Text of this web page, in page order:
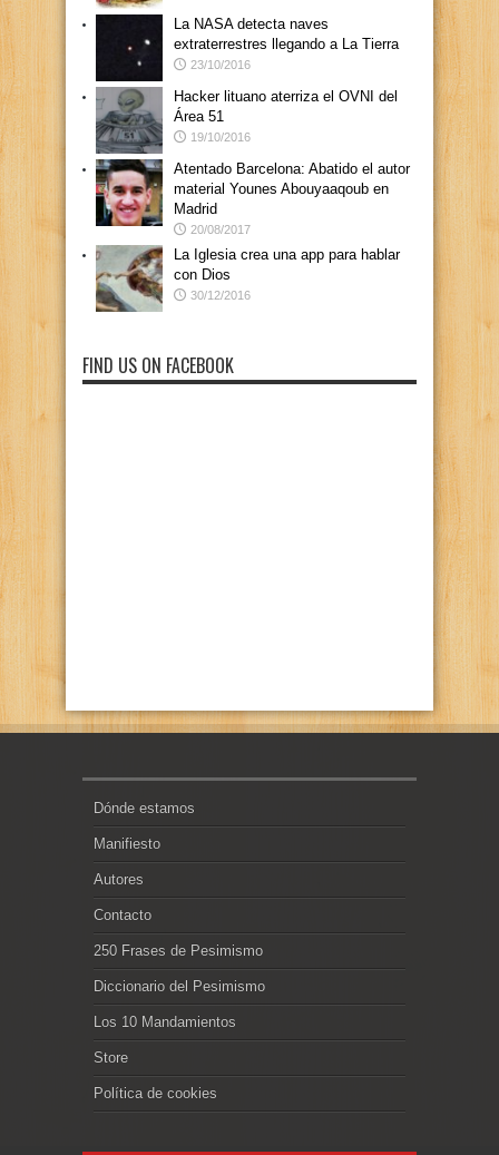
La NASA detecta naves
extraterrestres llegando a La Tierra
23/10/2016
Hacker lituano aterriza el OVNI del
Área 51
19/10/2016
Atentado Barcelona: Abatido el autor
material Younes Abouyaaqoub en
Madrid
20/08/2017
La Iglesia crea una app para hablar
con Dios
30/12/2016
FIND US ON FACEBOOK
Dónde estamos
Manifiesto
Autores
Contacto
250 Frases de Pesimismo
Diccionario del Pesimismo
Los 10 Mandamientos
Store
Política de cookies